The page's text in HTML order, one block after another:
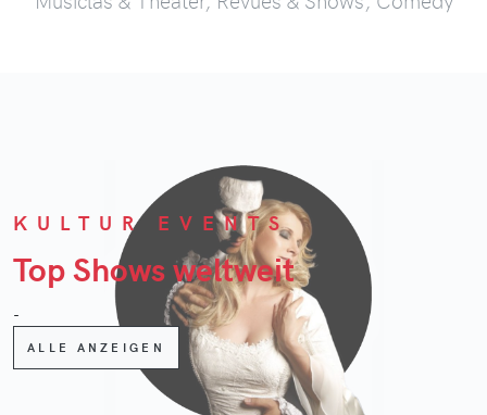
KULTUR EVENTS
Top Shows weltweit
-
ALLE ANZEIGEN